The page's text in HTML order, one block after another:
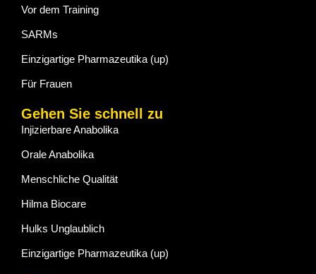
Vor dem Training
SARMs
Einzigartige Pharmazeutika (up)
Für Frauen
Gehen Sie schnell zu
Injizierbare Anabolika
Orale Anabolika
Menschliche Qualität
Hilma Biocare
Hulks Unglaublich
Einzigartige Pharmazeutika (up)